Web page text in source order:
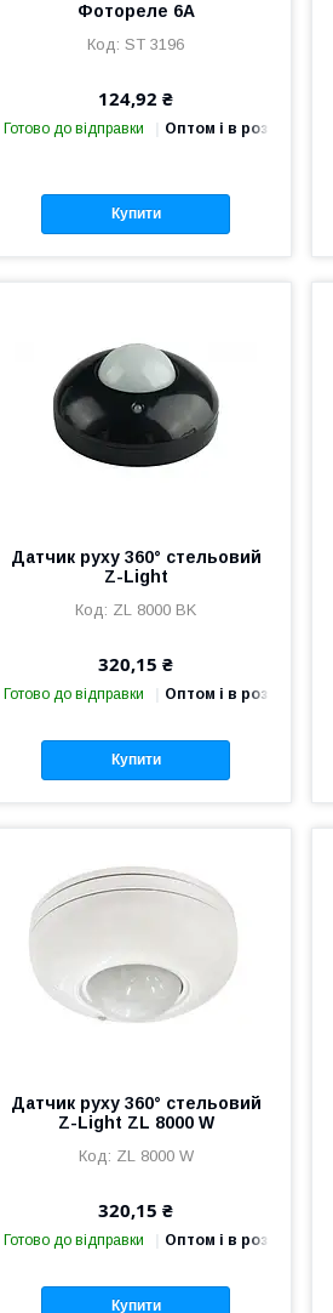
Фотореле 6А
ST 3196
124,92 ₴
Готово до відправки Оптом і в роздріб
Купити
Датчик руху 360° стельовий
Z-Light
ZL 8000 BK
320,15 ₴
Готово до відправки Оптом і в роздріб
Купити
Датчик руху 360° стельовий
Z-Light ZL 8000 W
ZL 8000 W
320,15 ₴
Готово до відправки Оптом і в роздріб
Купити